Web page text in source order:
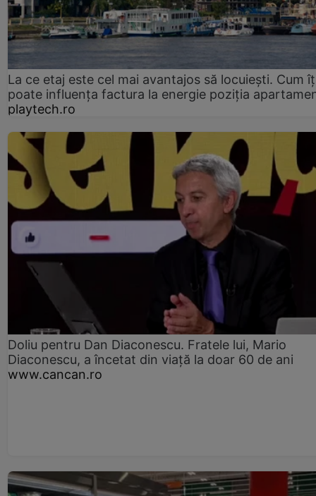
La ce etaj este cel mai avantajos să locuiești. Cum
poate influența factura la energie poziția
playtech.ro
Doliu pentru Dan Diaconescu. Fratele lui, Mario
Diaconescu, a încetat din viață la doar 60 de ani
www.cancan.ro